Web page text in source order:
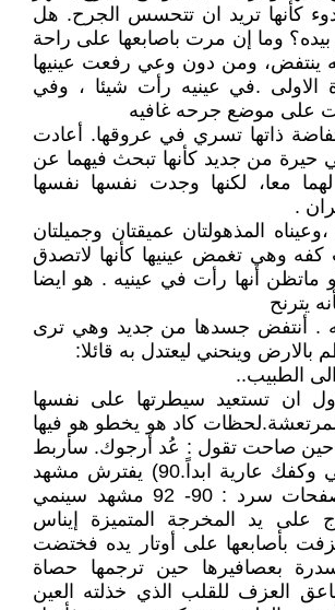
كأنها تريد ان تتحسس الجرح. هل
وما إن مرت باصابعها على راحة
ينتفض، ومن دون وعي رفعت عينيها
الاولى .في عينيه رأت شيئا ، وفي
على موضع جرحه غافيه
ذاتها تسري في عروقها. أعادت
حيرة من جديد كأنها تبحث فيهما عن
معا، لكنها وجدت نفسها نفسها
.
المذهولتان عميقتان وجميلتان
كفه وهي تغمض عينيها كأنها لاتصدق
ماتظن أنها رأت في عينيه . هو ايضا
يترنح
. أنتفض جسدها من جديد وهي ترى
بالارض وينحني ليعتدل به قائلا:
الطبيب..
ان تستعيد سيطرتها على نفسها
كاد هو يخطو هو فيها
حين صاحت تقول : عُد أرجوك. سأربط
لك يدك .لن تمضي وكفك عارية ابداً.90) يفترش مشهد
الكف هذا ثلاث صفحات سرد : 90- 92 مشهد سينمي
على يد المخرجة المتميزة إيناس
بأصابعها على أوتار يده فختضت
بعصافيرها حين ترجمها حصاة
العزف للقلب الذي خذلته العين